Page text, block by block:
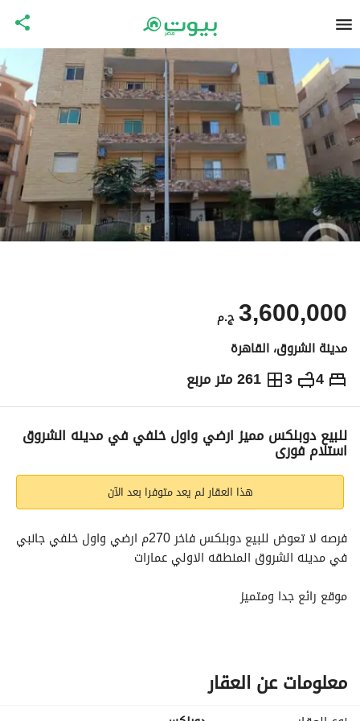
ج.م3,600,000
مدينة الشروق، القاهرة
4
3 261 متر مربع ج.م3,600,000
التفاصيل الاتجاهات والمؤشرات رهن عقاري
للبيع دوبلكس مميز ارضي واول خلفي في مدينه الشروق
استلام فورى
هذا العقار لم يعد متوفرا بعد الآن
في مدينه الشروق المنطقه الاولي عمارات
موقع رائع جدا ومتميز
وبالقرب من نادي جرين هليز
معلومات عن العقار